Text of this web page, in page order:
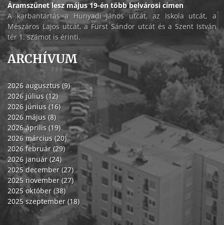
Áramszünet lesz május 19-én több belvárosi címen
A karbantartás a Hunyadi János utcát, az Iskola utcát, a
Mészáros Lajos utcát, a Fürst Sándor utcát és a Szent István
tér 1. számot is érinti.
ARCHÍVUM
2026 augusztus (9)
2026 július (12)
2026 június (16)
2026 május (8)
2026 április (19)
2026 március (20)
2026 február (29)
2026 január (24)
2025 december (27)
2025 november (27)
2025 október (38)
2025 szeptember (18)